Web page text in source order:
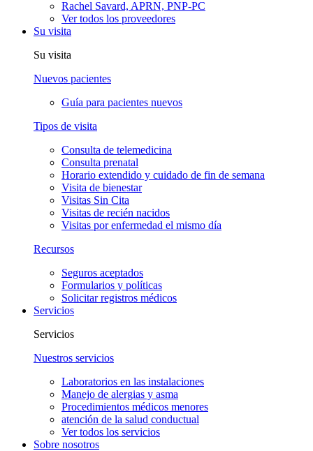
Rachel Savard, APRN, PNP-PC
Ver todos los proveedores
Su visita
Su visita
Nuevos pacientes
Guía para pacientes nuevos
Tipos de visita
Consulta de telemedicina
Consulta prenatal
Horario extendido y cuidado de fin de semana
Visita de bienestar
Visitas Sin Cita
Visitas de recién nacidos
Visitas por enfermedad el mismo día
Recursos
Seguros aceptados
Formularios y políticas
Solicitar registros médicos
Servicios
Servicios
Nuestros servicios
Laboratorios en las instalaciones
Manejo de alergias y asma
Procedimientos médicos menores
atención de la salud conductual
Ver todos los servicios
Sobre nosotros